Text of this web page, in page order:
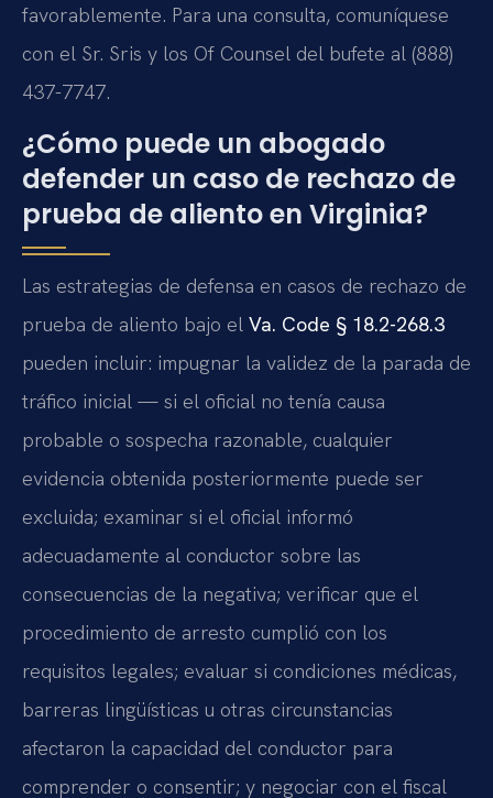
favorablemente. Para una consulta, comuníquese
con el Sr. Sris y los Of Counsel del bufete al (888)
437-7747.
¿Cómo puede un abogado
defender un caso de rechazo de
prueba de aliento en Virginia?
Las estrategias de defensa en casos de rechazo de
prueba de aliento bajo el Va. Code § 18.2-268.3
pueden incluir: impugnar la validez de la parada de
tráfico inicial — si el oficial no tenía causa
probable o sospecha razonable, cualquier
evidencia obtenida posteriormente puede ser
excluida; examinar si el oficial informó
adecuadamente al conductor sobre las
consecuencias de la negativa; verificar que el
procedimiento de arresto cumplió con los
requisitos legales; evaluar si condiciones médicas,
barreras lingüísticas u otras circunstancias
afectaron la capacidad del conductor para
comprender o consentir; y negociar con el fiscal